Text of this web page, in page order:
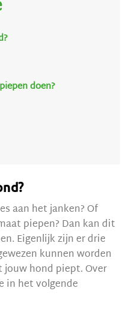
doen?
aan het janken? Of
piepen? Dan kan dit
Eigenlijk zijn er drie
kunnen worden
hond piept. Over
in het volgende